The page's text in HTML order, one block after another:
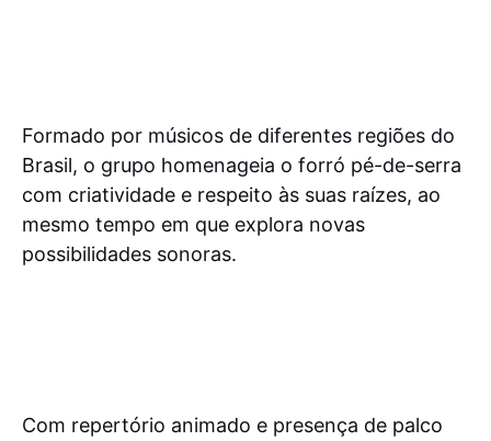
Formado por músicos de diferentes regiões do
Brasil, o grupo homenageia o forró pé-de-serra
com criatividade e respeito às suas raízes, ao
mesmo tempo em que explora novas
possibilidades sonoras.
Com repertório animado e presença de palco